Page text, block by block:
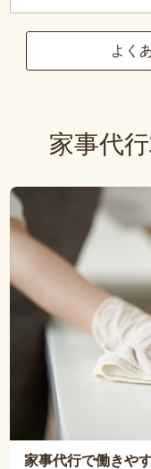
よく
家事代
家事代行で働きや